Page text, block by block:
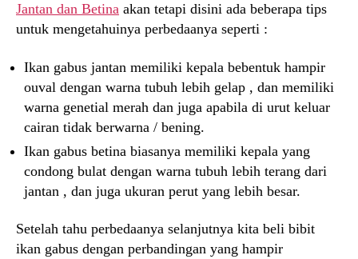
Jantan dan Betina akan tetapi disini ada beberapa tips
untuk mengetahuinya perbedaanya seperti :
Ikan gabus jantan memiliki kepala bebentuk hampir
ouval dengan warna tubuh lebih gelap , dan memiliki
warna genetial merah dan juga apabila di urut keluar
cairan tidak berwarna / bening.
Ikan gabus betina biasanya memiliki kepala yang
condong bulat dengan warna tubuh lebih terang dari
jantan , dan juga ukuran perut yang lebih besar.
Setelah tahu perbedaanya selanjutnya kita beli bibit
ikan gabus dengan perbandingan yang hampir